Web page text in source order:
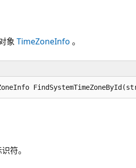
象 TimeZoneInfo 。
符。